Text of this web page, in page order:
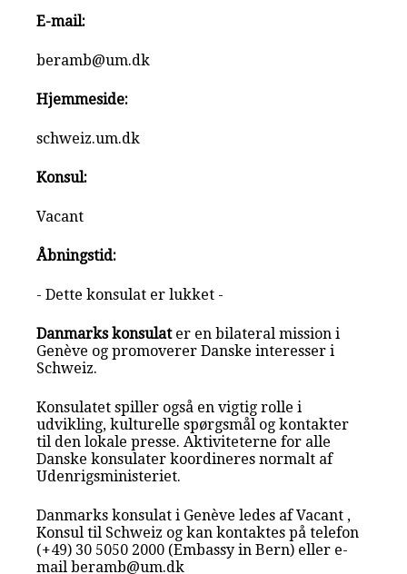
E-mail:
beramb@um.dk
Hjemmeside:
schweiz.um.dk
Konsul:
Vacant
Åbningstid:
- Dette konsulat er lukket -
Danmarks konsulater en bilateral mission i
Genève og promoverer Danske interesser i
Schweiz.
Konsulatet spiller også en vigtig rolle i
udvikling, kulturelle spørgsmål og kontakter
til den lokale presse. Aktiviteterne for alle
Danske konsulater koordineres normalt af
Udenrigsministeriet.
Danmarks konsulat i Genève ledes af Vacant ,
Konsul til Schweiz og kan kontaktes på telefon
(+49) 30 5050 2000 (Embassy in Bern) eller e-
mail beramb@um.dk